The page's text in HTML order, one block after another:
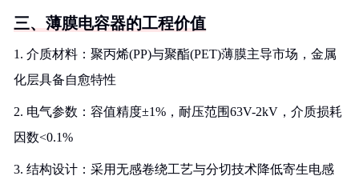
三、薄膜电容器的工程价值
1. 介质材料：聚丙烯(PP)与聚酯(PET)薄膜主导市场，金属
化层具备自愈特性
2. 电气参数：容值精度±1%，耐压范围63V-2kV，介质损耗
因数<0.1%
3. 结构设计：采用无感卷绕工艺与分切技术降低寄生电感